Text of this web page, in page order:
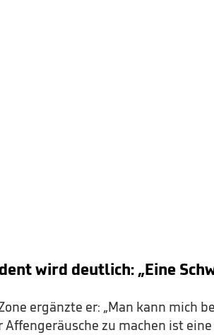
wird deutlich: „Eine
ergänzte er: „Man kann mich
Affengeräusche zu machen ist